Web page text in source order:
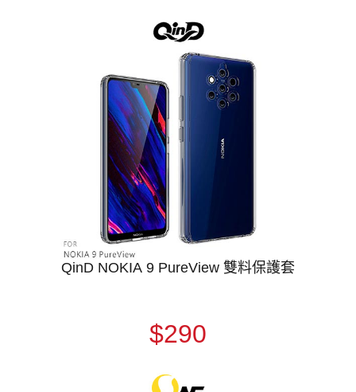
QinD NOKIA 9 PureView 雙料保護套
$290